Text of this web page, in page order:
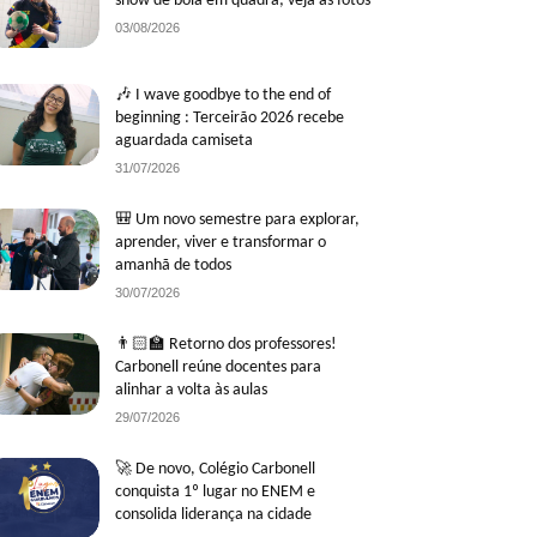
03/08/2026
🎶 I wave goodbye to the end of
beginning : Terceirão 2026 recebe
aguardada camiseta
31/07/2026
🎒 Um novo semestre para explorar,
aprender, viver e transformar o
amanhã de todos
30/07/2026
👨🏻‍🏫 Retorno dos professores!
Carbonell reúne docentes para
alinhar a volta às aulas
29/07/2026
🚀 De novo, Colégio Carbonell
conquista 1º lugar no ENEM e
consolida liderança na cidade